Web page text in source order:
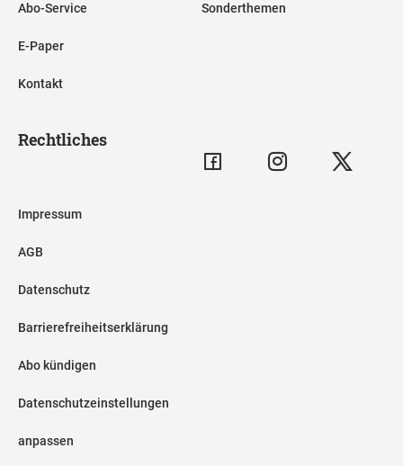
Abo-Service
E-Paper
Kontakt
Sonderthemen
Rechtliches
Impressum
AGB
Datenschutz
Barrierefreiheitserklärung
Abo kündigen
Datenschutzeinstellungen
anpassen